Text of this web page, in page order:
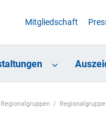
Mitgliedschaft
Regionalgruppen